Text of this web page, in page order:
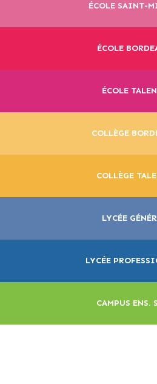
L’international
ÉCOLE SAINT-
ÉCOLE
ÉCOLE
COLLÈGE
COLLÈGE
LYCÉE
LYCÉE
CAMPUS ENS.